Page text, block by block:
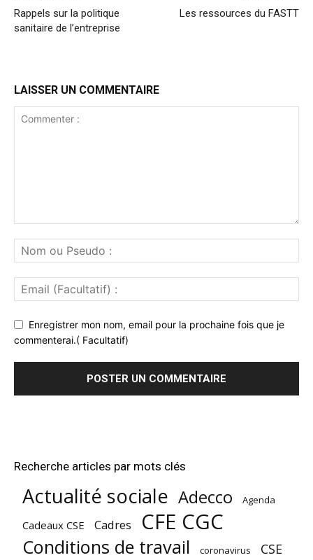
Rappels sur la politique
sanitaire de l’entreprise
Les ressources du FASTT
LAISSER UN COMMENTAIRE
Enregistrer mon nom, email pour la prochaine fois que je
commenterai.( Facultatif)
Recherche articles par mots clés
Actualité sociale Adecco Agenda
Cadeaux CSE Cadres CFE CGC
Conditions de travail coronavirus CSE